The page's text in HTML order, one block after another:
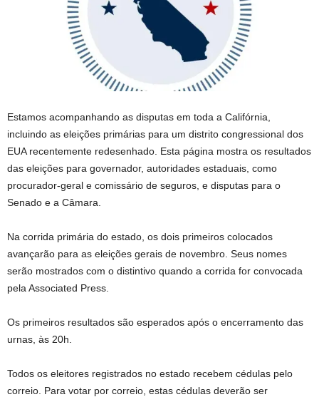
Estamos acompanhando as disputas em toda a Califórnia,
incluindo as eleições primárias para um distrito congressional dos
EUA recentemente redesenhado. Esta página mostra os resultados
das eleições para governador, autoridades estaduais, como
procurador-geral e comissário de seguros, e disputas para o
Senado e a Câmara.
Na corrida primária do estado, os dois primeiros colocados
avançarão para as eleições gerais de novembro. Seus nomes
serão mostrados com o distintivo quando a corrida for convocada
pela Associated Press.
Os primeiros resultados são esperados após o encerramento das
urnas, às 20h.
Todos os eleitores registrados no estado recebem cédulas pelo
correio. Para votar por correio, estas cédulas deverão ser